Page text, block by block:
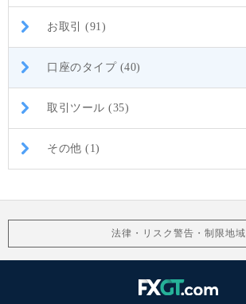
お取引 (91)
口座のタイプ (40)
取引ツール (35)
その他 (1)
法律・リスク警告・制限地域